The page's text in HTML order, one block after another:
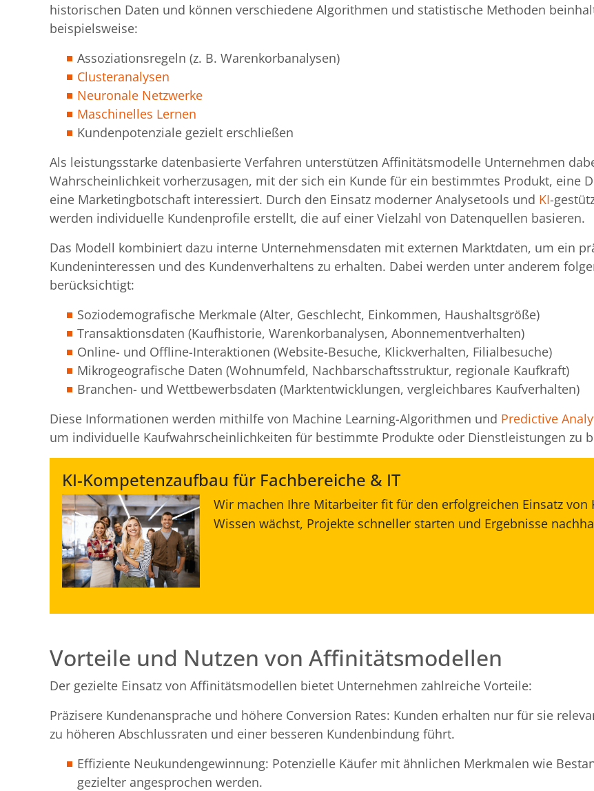
historischen Daten und können verschiedene Algorithmen und statistische Methoden
beispielsweise:
Assoziationsregeln (z. B. Warenkorbanalysen)
Clusteranalysen
Neuronale Netzwerke
Maschinelles Lernen
Kundenpotenziale gezielt erschließen
Als leistungsstarke datenbasierte Verfahren unterstützen Affinitätsmodelle Unternehmen
Wahrscheinlichkeit vorherzusagen, mit der sich ein Kunde für ein bestimmtes Produkt, eine
eine Marketingbotschaft interessiert. Durch den Einsatz moderner Analysetools und KI-
werden individuelle Kundenprofile erstellt, die auf einer Vielzahl von Datenquellen basieren.
Das Modell kombiniert dazu interne Unternehmensdaten mit externen Marktdaten, um ein
Kundeninteressen und des Kundenverhaltens zu erhalten. Dabei werden unter anderem
berücksichtigt:
Soziodemografische Merkmale (Alter, Geschlecht, Einkommen, Haushaltsgröße)
Transaktionsdaten (Kaufhistorie, Warenkorbanalysen, Abonnementverhalten)
Online- und Offline-Interaktionen (Website-Besuche, Klickverhalten, Filialbesuche)
Mikrogeografische Daten (Wohnumfeld, Nachbarschaftsstruktur, regionale Kaufkraft)
Branchen- und Wettbewerbsdaten (Marktentwicklungen, vergleichbares Kaufverhalten)
Diese Informationen werden mithilfe von Machine Learning-Algorithmen und Predictive
um individuelle Kaufwahrscheinlichkeiten für bestimmte Produkte oder Dienstleistungen zu
KI-Kompetenzaufbau für Fachbereiche & IT
Wir machen Ihre Mitarbeiter fit für den erfolgreichen Einsatz von
Wissen wächst, Projekte schneller starten und Ergebnisse
Vorteile und Nutzen von Affinitätsmodellen
Der gezielte Einsatz von Affinitätsmodellen bietet Unternehmen zahlreiche Vorteile:
Präzisere Kundenansprache und höhere Conversion Rates: Kunden erhalten nur für sie
zu höheren Abschlussraten und einer besseren Kundenbindung führt.
Effiziente Neukundengewinnung: Potenzielle Käufer mit ähnlichen Merkmalen wie
gezielter angesprochen werden.